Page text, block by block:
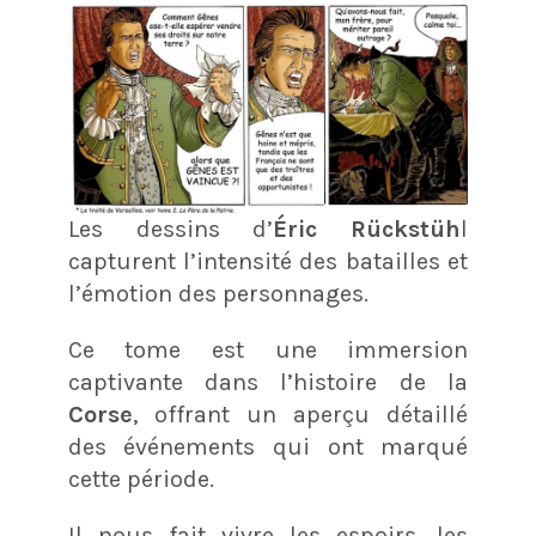
Les dessins d’Éric Rückstühl
capturent l’intensité des batailles et
l’émotion des personnages.
Ce tome est une immersion
captivante dans l’histoire de la
Corse, offrant un aperçu détaillé
des événements qui ont marqué
cette période.